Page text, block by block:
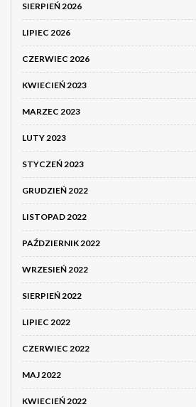
SIERPIEŃ 2026
LIPIEC 2026
CZERWIEC 2026
KWIECIEŃ 2023
MARZEC 2023
LUTY 2023
STYCZEŃ 2023
GRUDZIEŃ 2022
LISTOPAD 2022
PAŹDZIERNIK 2022
WRZESIEŃ 2022
SIERPIEŃ 2022
LIPIEC 2022
CZERWIEC 2022
MAJ 2022
KWIECIEŃ 2022